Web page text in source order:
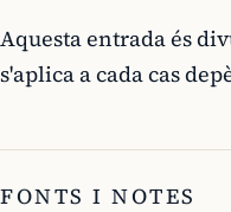
Aquesta entrada és
s'aplica a cada cas
FONTS I NOTES